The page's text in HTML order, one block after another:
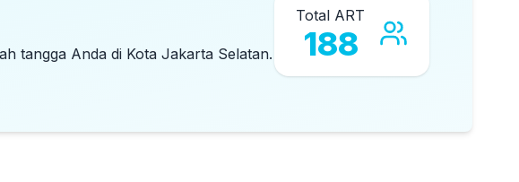
tangga Anda di Kota Jakarta Selatan.
Total ART
188